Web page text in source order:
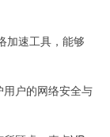
速工具，能够
户的网络安全与